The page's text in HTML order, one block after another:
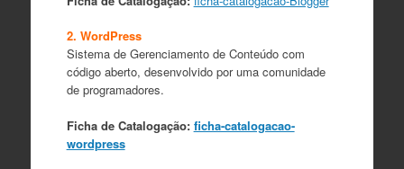
2. WordPress
Sistema de Gerenciamento de Conteúdo com
código aberto, desenvolvido por uma comunidade
de programadores.
Ficha de Catalogação: ficha-catalogacao-
wordpress